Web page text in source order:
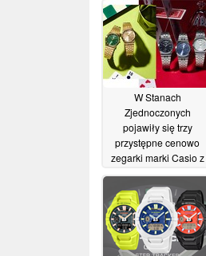
W Stanach
Zjednoczonych
pojawiły się trzy
przystępne cenowo
zegarki marki Casio z
wyświetlaczem dnia
tygodnia
umieszczonym na
godzinie 1215/07/2026